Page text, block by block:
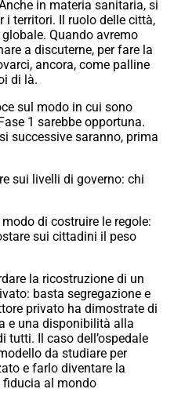
in materia sanitaria, si
i territori. Il ruolo delle città,
Quando avremo
a discuterne, per fare la
ancora, come palline
di là.
sul modo in cui sono
1 sarebbe opportuna.
successive saranno, prima
sui livelli di governo: chi
di costruire le regole:
sui cittadini il peso
la ricostruzione di un
basta segregazione e
privato ha dimostrate di
e una disponibilità alla
tutti. Il caso dell’ospedale
da studiare per
e farlo diventare la
al mondo